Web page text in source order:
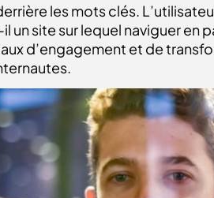
les mots clés.
site sur lequel naviguer en
d’engagement et de